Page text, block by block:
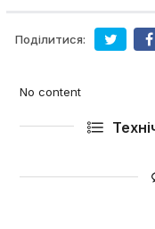
Поділитися:
No content